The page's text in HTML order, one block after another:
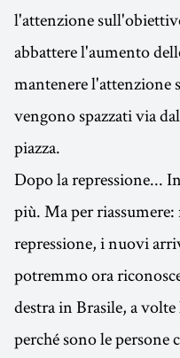
l'attenzione
abbattere l'aumento
mantenere l'attenzione
vengono spazzati via
piazza.
Dopo la repressione...
più. Ma per riassumere:
repressione, i nuovi
potremmo ora
destra in Brasile, a
perché sono le